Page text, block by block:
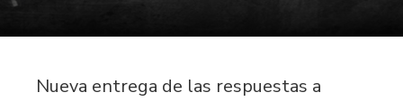
Nueva entrega de las respuestas a